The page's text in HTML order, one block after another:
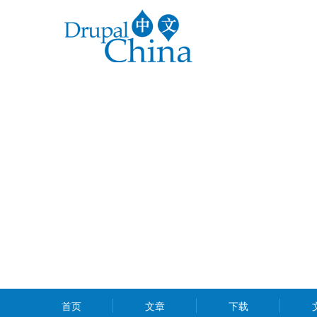
MENU
首页 文章 下载